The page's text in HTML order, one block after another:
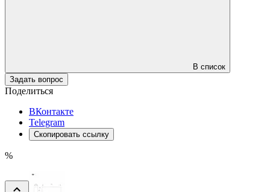
В список
Задать вопрос
Поделиться
ВКонтакте
Telegram
Скопировать ссылку
%